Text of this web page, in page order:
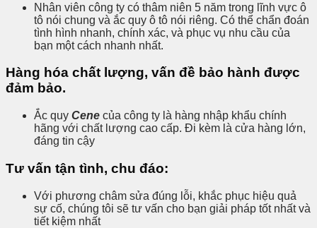
Nhân viên công ty có thâm niên 5 năm trong lĩnh vực ô
tô nói chung và ắc quy ô tô nói riêng. Có thể chẩn đoán
tình hình nhanh, chính xác, và phục vụ nhu cầu của
bạn một cách nhanh nhất.
Hàng hóa chất lượng, vấn đề bảo hành được
đảm bảo.
Ắc quy Cene của công ty là hàng nhập khẩu chính
hãng với chất lượng cao cấp. Đi kèm là cửa hàng lớn,
đáng tin cậy
Tư vấn tận tình, chu đáo:
Với phương châm sửa đúng lỗi, khắc phục hiệu quả
sự cố, chúng tôi sẽ tư vấn cho bạn giải pháp tốt nhất và
tiết kiệm nhất